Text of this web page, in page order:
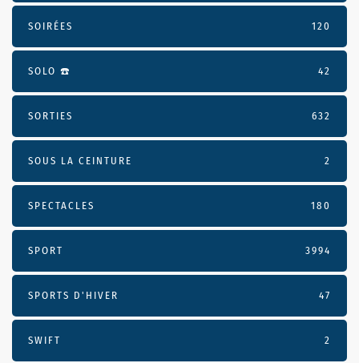
SOIRÉES 120
SOLO ☎️ 42
SORTIES 632
SOUS LA CEINTURE 2
SPECTACLES 180
SPORT 3994
SPORTS D'HIVER 47
SWIFT 2